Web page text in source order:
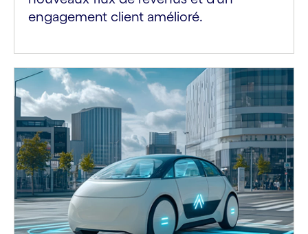
engagement client amélioré.